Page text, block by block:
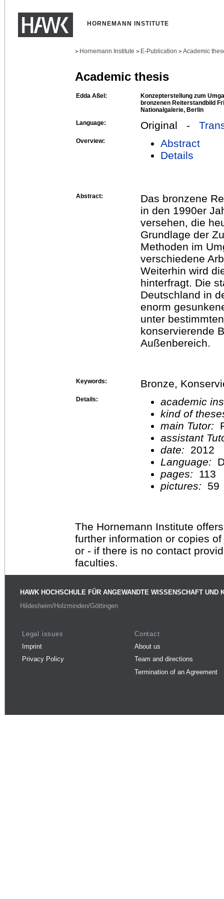
HORNEMANN INSTITUTE
> Hornemann Institute > E-Publication > Academic
Academic thesis
Edda Aßel:
Konzepterstellung zum
bronzenen Reiterstandbild
Nationalgalerie, Berlin
Language:
Original -
Overview:
Abstract
Details
Abstract:
Das bronzene
in den 1990er
versehen, die
Grundlage der
Methoden im
verschiedene
Weiterhin wird
hinterfragt. Die
Deutschland in
enorm
unter
konservierende
Außenbereich.
Keywords: Bronze,
Details:
academic
kind of
main Tutor:
assistant
date:
2012
Language:
pages:
113
pictures:
59
The Hornemann Institute
further information or copies
or - if there is no contact
faculties.
HAWK HOCHSCHULE FÜR ANGEWANDTE WISSENSCHAFT UND
Hildesheim/Holzminden/Göttingen
Legal issues
Imprint
Privacy Policy
Contact
About us
Team and directions
Termination of an Agreement